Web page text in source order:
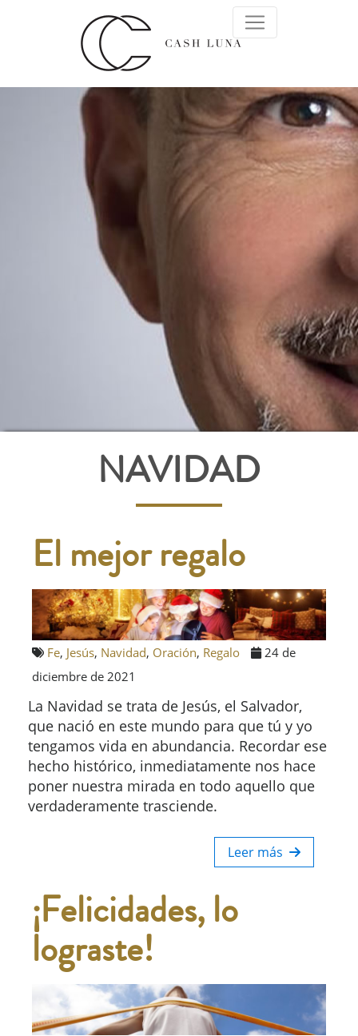
NAVIDAD
El mejor regalo
Fe, Jesús, Navidad, Oración, Regalo
24 de
diciembre de 2021
La Navidad se trata de Jesús, el Salvador,
que nació en este mundo para que tú y yo
tengamos vida en abundancia. Recordar ese
hecho histórico, inmediatamente nos hace
poner nuestra mirada en todo aquello que
verdaderamente trasciende.
Leer más
¡Felicidades, lo
lograste!